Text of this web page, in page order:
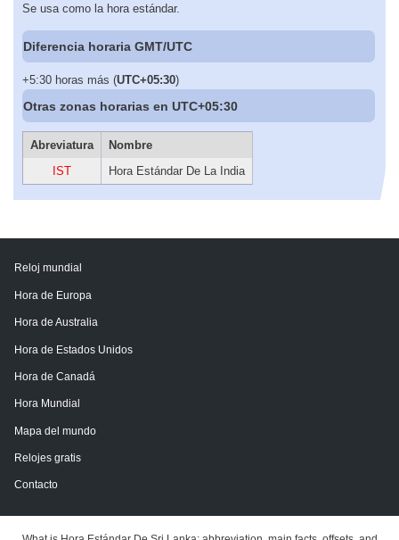
Se usa como la hora estándar.
Diferencia horaria GMT/UTC
+5:30 horas más (UTC+05:30)
Otras zonas horarias en UTC+05:30
Abreviatura
Nombre
IST
Hora Estándar De La India
Reloj mundial
Hora de Europa
Hora de Australia
Hora de Estados Unidos
Hora de Canadá
Hora Mundial
Mapa del mundo
Relojes gratis
Contacto